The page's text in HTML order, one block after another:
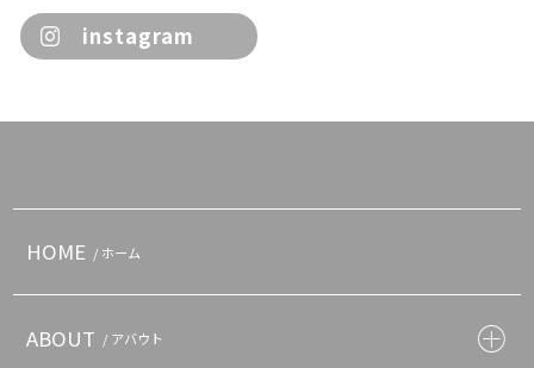
instagram
HOME / ホーム
ABOUT / アバウト